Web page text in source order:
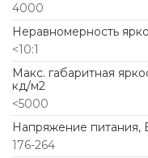
4000
Неравномерность
<10:1
Макс. габаритная
кд/м2
<5000
Напряжение питания,
176-264